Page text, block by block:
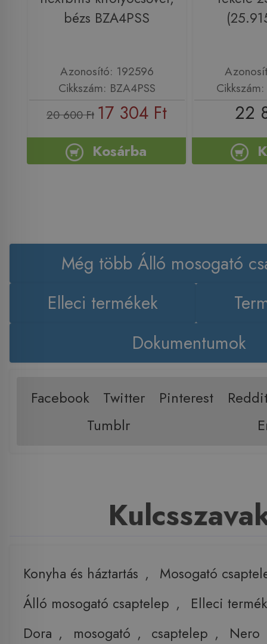
bézs BZA4PSS
Azonosító: 192596
Cikkszám: BZA4PSS
20 600 Ft 17 304 Ft
Kosárba
22
Még több Álló mosogató
Elleci termékek
Dokumentumok
Facebook Twitter Pinterest
Tumblr
Konyha és háztartás ,
Mosogató
Álló mosogató csaptelep ,
Elleci
Dora , mosogató , csaptelep , Nero